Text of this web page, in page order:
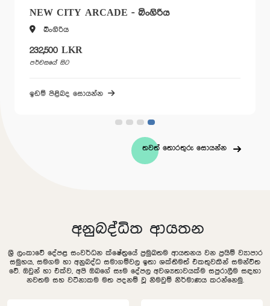
NEW CITY ARCADE - බිංගිරිය
බිංගිරිය
232,500 LKR
පර්චසයේ සිට
ඉඩම් පිළිබද සොයන්න
තවත් තොරතුරු සොයන්න
අනුබද්ධිත ආයතන
ශ්‍රී ලංකාවේ දේපළ සංවර්ධන ක්ෂේත්‍රයේ ප්‍රමුඛතම ආයතනය වන ප්‍රයිම් ව්‍යාපාර
සමුහය, සමගම හා අනුබද්ධ සමාගම්වල ඉතා ශක්තිමත් එකතුවකින් සමන්විත
වේ. ඔවුන් හා එක්ව, අපි ඔබගේ සෑම දේපල අවශ්‍යතාවයක්ම සපුරාලීම සඳහා
නවතම සහ වටිනාකම මත පදනම් වූ නිමවුම් නිර්මාණය කරන්නෙමු.